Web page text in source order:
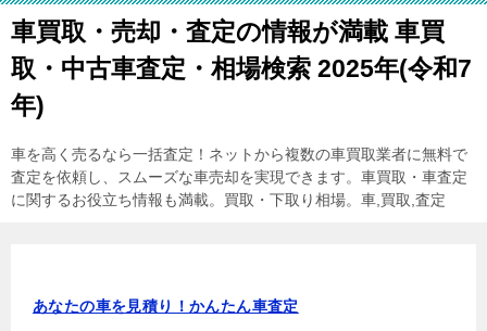
車買取・売却・査定の情報が満載 車買
取・中古車査定・相場検索 2025年(令和7
年)
車を高く売るなら一括査定！ネットから複数の車買取業者に無料で
査定を依頼し、スムーズな車売却を実現できます。車買取・車査定
に関するお役立ち情報も満載。買取・下取り相場。車,買取,査定
あなたの車を見積り！かんたん車査定